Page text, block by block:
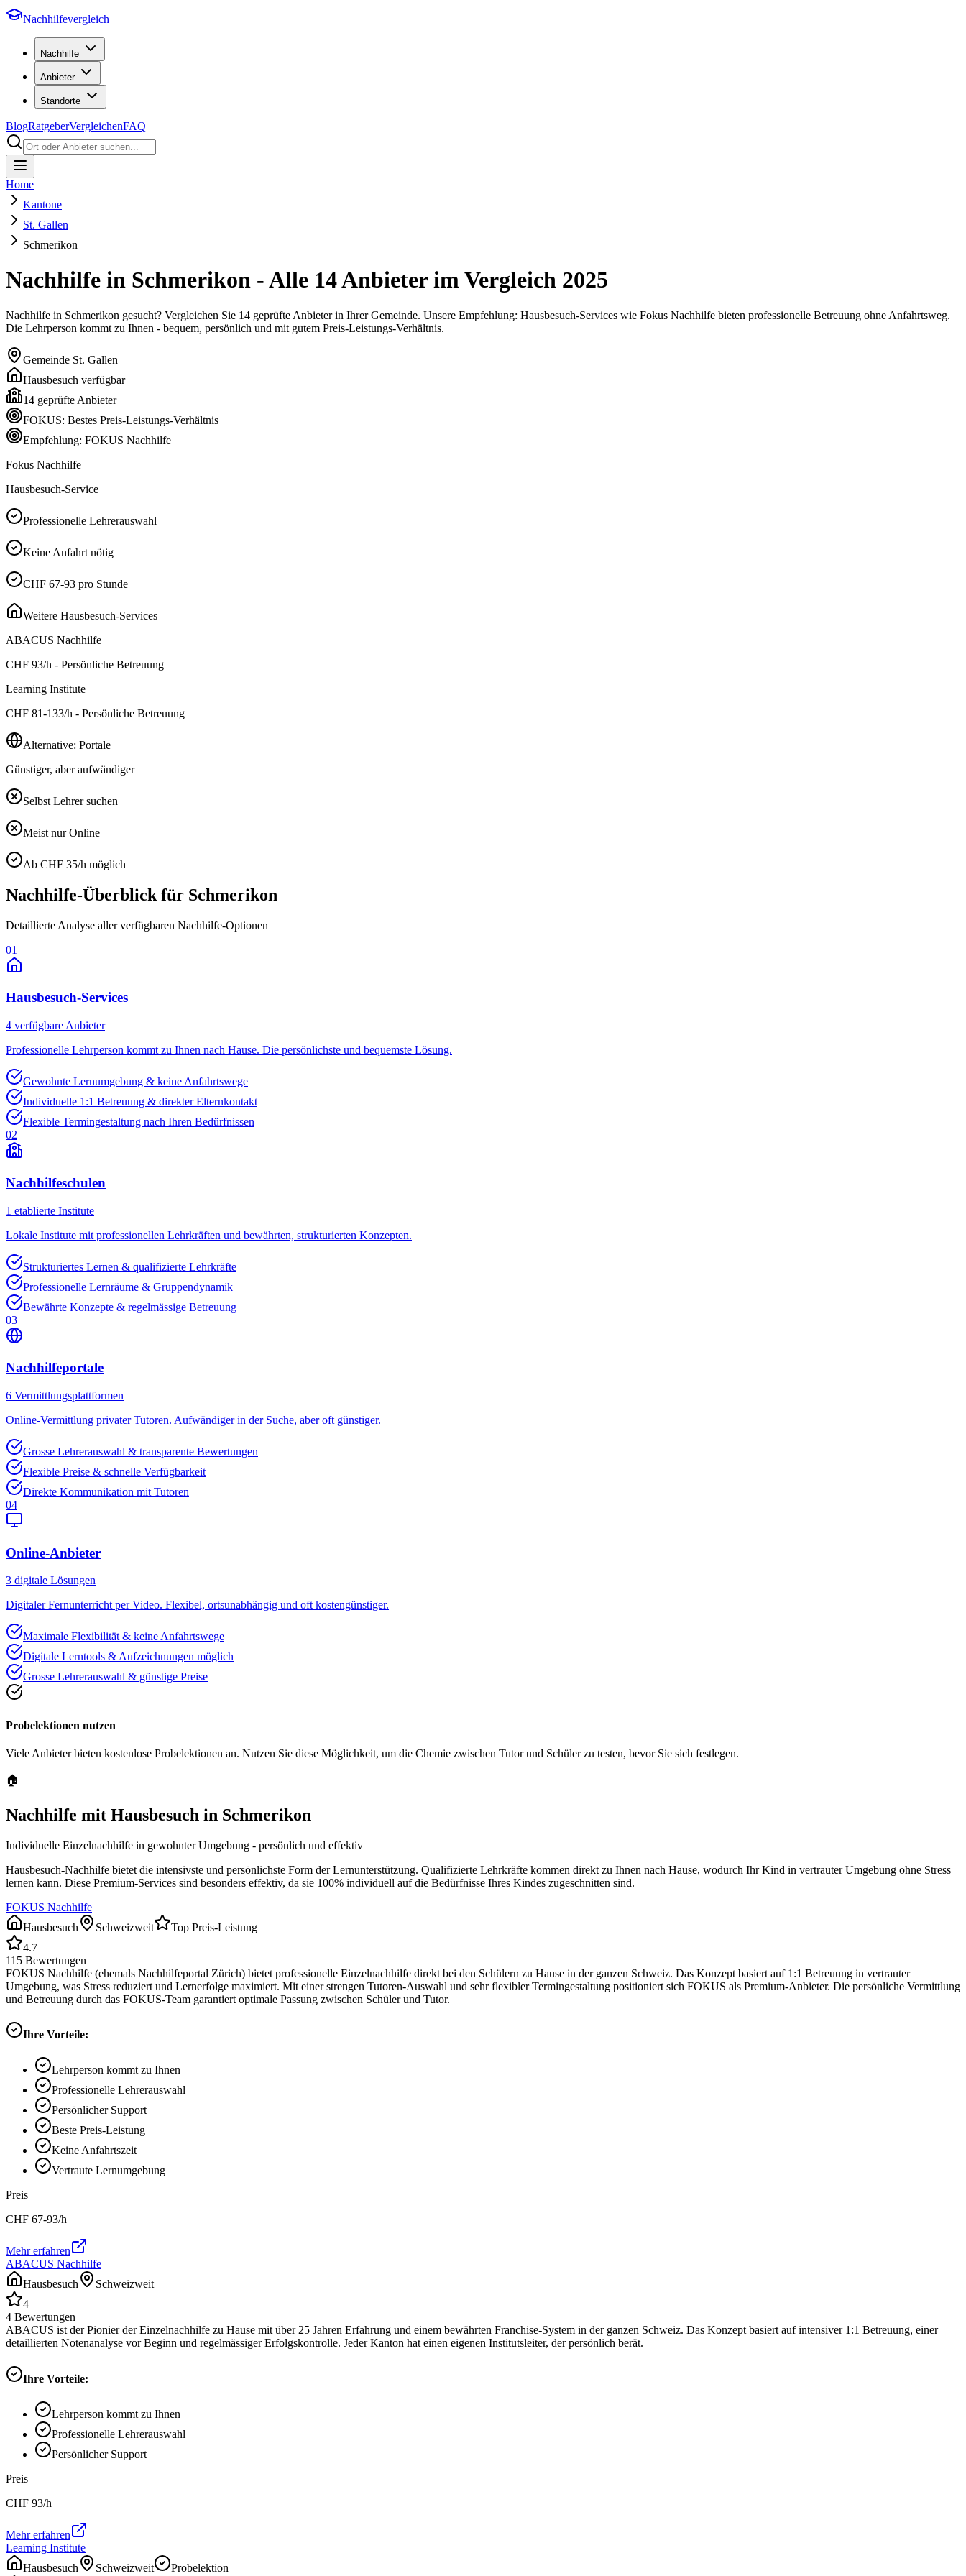
Nachhilfevergleich
Nachhilfe
Anbieter
Standorte
BlogRatgeberVergleichenFAQ
Home
Kantone
St. Gallen
Schmerikon
Nachhilfe in Schmerikon - Alle 14Anbieter im Vergleich 2025
Nachhilfe in Schmerikon gesucht? Vergleichen Sie 14 geprüfte Anbieter in Ihrer Gemeinde. Unsere Empfehlung: Hausbesuch-Services wie Fokus Nachhilfe bieten professionelle Betreuung ohne Anfahrtsweg.
Die Lehrperson kommt zu Ihnen - bequem, persönlich und mit gutem Preis-Leistungs-Verhältnis.
Gemeinde St. Gallen
Hausbesuch verfügbar
14 geprüfte Anbieter
FOKUS: Bestes Preis-Leistungs-Verhältnis
Empfehlung: FOKUS Nachhilfe
Fokus Nachhilfe
Hausbesuch-Service
Professionelle Lehrerauswahl
Keine Anfahrt nötig
CHF 67-93 pro Stunde
Weitere Hausbesuch-Services
ABACUS Nachhilfe
CHF 93/h - Persönliche Betreuung
Learning Institute
CHF 81-133/h - Persönliche Betreuung
Alternative: Portale
Günstiger, aber aufwändiger
Selbst Lehrer suchen
Meist nur Online
Ab CHF 35/h möglich
Nachhilfe-Überblick für Schmerikon
Detaillierte Analyse aller verfügbaren Nachhilfe-Optionen
01
Hausbesuch-Services
4 verfügbare Anbieter
Professionelle Lehrperson kommt zu Ihnen nach Hause. Die persönlichste und bequemste Lösung.
Gewohnte Lernumgebung & keine Anfahrtswege
Individuelle 1:1 Betreuung & direkter Elternkontakt
Flexible Termingestaltung nach Ihren Bedürfnissen
02
Nachhilfeschulen
1 etablierte Institute
Lokale Institute mit professionellen Lehrkräften und bewährten, strukturierten Konzepten.
Strukturiertes Lernen & qualifizierte Lehrkräfte
Professionelle Lernräume & Gruppendynamik
Bewährte Konzepte & regelmässige Betreuung
03
Nachhilfeportale
6 Vermittlungsplattformen
Online-Vermittlung privater Tutoren. Aufwändiger in der Suche, aber oft günstiger.
Grosse Lehrerauswahl & transparente Bewertungen
Flexible Preise & schnelle Verfügbarkeit
Direkte Kommunikation mit Tutoren
04
Online-Anbieter
3 digitale Lösungen
Digitaler Fernunterricht per Video. Flexibel, ortsunabhängig und oft kostengünstiger.
Maximale Flexibilität & keine Anfahrtswege
Digitale Lerntools & Aufzeichnungen möglich
Grosse Lehrerauswahl & günstige Preise
Probelektionen nutzen
Viele Anbieter bieten kostenlose Probelektionen an. Nutzen Sie diese Möglichkeit, um die Chemie zwischen Tutor und Schüler zu testen, bevor Sie sich festlegen.
🏠
Nachhilfe mit Hausbesuch in Schmerikon
Individuelle Einzelnachhilfe in gewohnter Umgebung - persönlich und effektiv
Hausbesuch-Nachhilfe bietet die intensivste und persönlichste Form der Lernunterstützung. Qualifizierte Lehrkräfte kommen direkt zu Ihnen nach Hause, wodurch Ihr Kind in vertrauter Umgebung ohne Stress
lernen kann. Diese Premium-Services sind besonders effektiv, da sie 100% individuell auf die Bedürfnisse Ihres Kindes zugeschnitten sind.
FOKUS Nachhilfe
Hausbesuch
Schweizweit
Top Preis-Leistung
4.7
115 Bewertungen
FOKUS Nachhilfe (ehemals Nachhilfeportal Zürich) bietet professionelle Einzelnachhilfe direkt bei den Schülern zu Hause in der ganzen Schweiz. Das Konzept basiert auf 1:1 Betreuung in vertrauter
Umgebung, was Stress reduziert und Lernerfolge maximiert. Mit einer strengen Tutoren-Auswahl und sehr flexibler Termingestaltung positioniert sich FOKUS als Premium-Anbieter. Die persönliche Vermittlung
und Betreuung durch das FOKUS-Team garantiert optimale Passung zwischen Schüler und Tutor.
Ihre Vorteile:
Lehrperson kommt zu Ihnen
Professionelle Lehrerauswahl
Persönlicher Support
Beste Preis-Leistung
Keine Anfahrtszeit
Vertraute Lernumgebung
Preis
CHF 67-93/h
Mehr erfahren
ABACUS Nachhilfe
Hausbesuch
Schweizweit
4
4 Bewertungen
ABACUS ist der Pionier der Einzelnachhilfe zu Hause mit über 25 Jahren Erfahrung und einem bewährten Franchise-System in der ganzen Schweiz. Das Konzept basiert auf intensiver 1:1 Betreuung, einer
detaillierten Notenanalyse vor Beginn und regelmässiger Erfolgskontrolle. Jeder Kanton hat einen eigenen Institutsleiter, der persönlich berät.
Ihre Vorteile:
Lehrperson kommt zu Ihnen
Professionelle Lehrerauswahl
Persönlicher Support
Preis
CHF 93/h
Mehr erfahren
Learning Institute
Hausbesuch
Schweizweit Probelektion